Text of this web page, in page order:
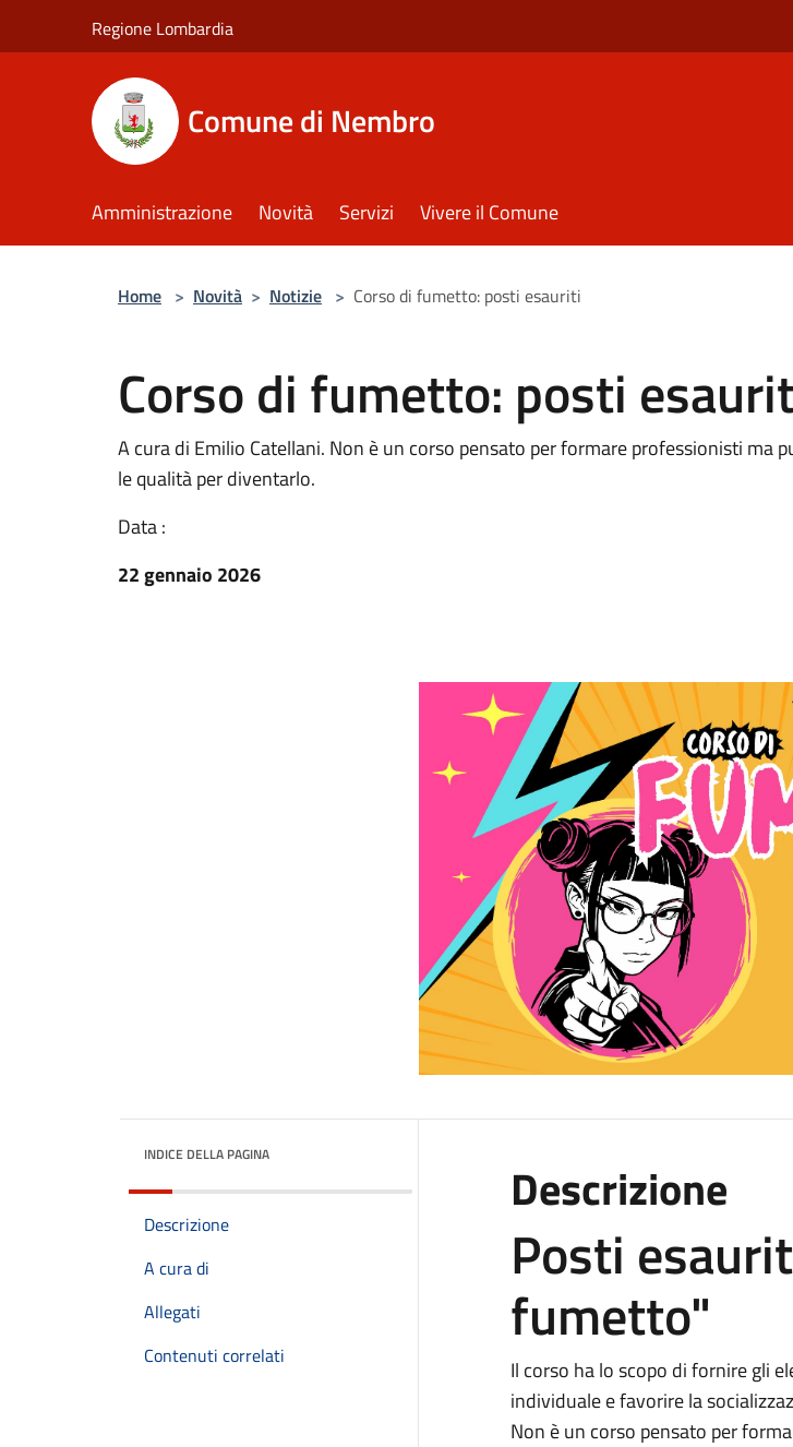
Regione Lombardia
Comune di Nembro
Amministrazione Novità Servizi Vivere il Comune
Home > Novità > Notizie > Corso di fumetto: posti esauriti
Corso di fumetto: posti
A cura di Emilio Catellani. Non è un corso pensato per formare professionisti ma
le qualità per diventarlo.
Data :
22 gennaio 2026
INDICE DELLA PAGINA
Descrizione
A cura di
Allegati
Contenuti correlati
Descrizione
Posti
fumetto"
Il corso ha lo scopo di fornire gli
individuale e favorire la
Non è un corso pensato per